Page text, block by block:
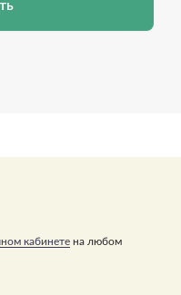
кабинете на любом